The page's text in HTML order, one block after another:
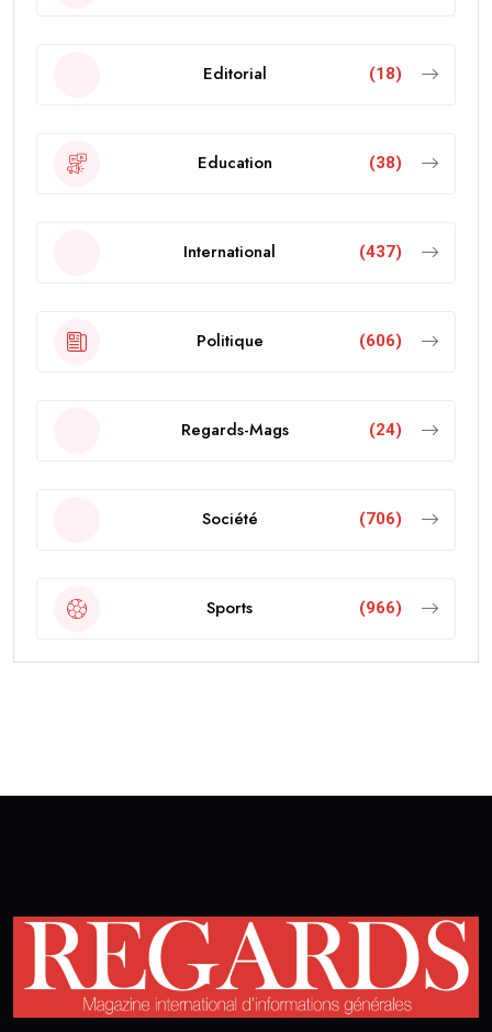
Editorial (18)
Education (38)
International (437)
Politique (606)
Regards-Mags (24)
Société (706)
Sports (966)